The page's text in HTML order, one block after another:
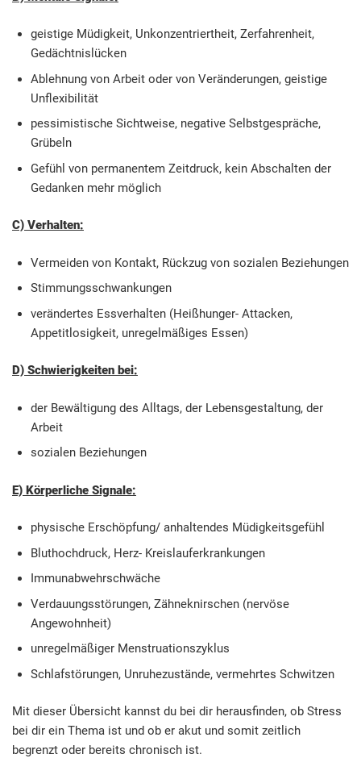
geistige Müdigkeit, Unkonzentriertheit, Zerfahrenheit,
Gedächtnislücken
Ablehnung von Arbeit oder von Veränderungen, geistige
Unflexibilität
pessimistische Sichtweise, negative Selbstgespräche,
Grübeln
Gefühl von permanentem Zeitdruck, kein Abschalten der
Gedanken mehr möglich
C) Verhalten:
Vermeiden von Kontakt, Rückzug von sozialen Beziehungen
Stimmungsschwankungen
verändertes Essverhalten (Heißhunger- Attacken,
Appetitlosigkeit, unregelmäßiges Essen)
D) Schwierigkeiten bei:
der Bewältigung des Alltags, der Lebensgestaltung, der
Arbeit
sozialen Beziehungen
E) Körperliche Signale:
physische Erschöpfung/ anhaltendes Müdigkeitsgefühl
Bluthochdruck, Herz- Kreislauferkrankungen
Immunabwehrschwäche
Verdauungsstörungen, Zähneknirschen (nervöse
Angewohnheit)
unregelmäßiger Menstruationszyklus
Schlafstörungen, Unruhezustände, vermehrtes Schwitzen
Mit dieser Übersicht kannst du bei dir herausfinden, ob Stress
bei dir ein Thema ist und ob er akut und somit zeitlich
begrenzt oder bereits chronisch ist.